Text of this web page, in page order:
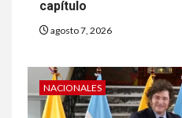
capítulo
agosto 7, 2026
NACIONALES